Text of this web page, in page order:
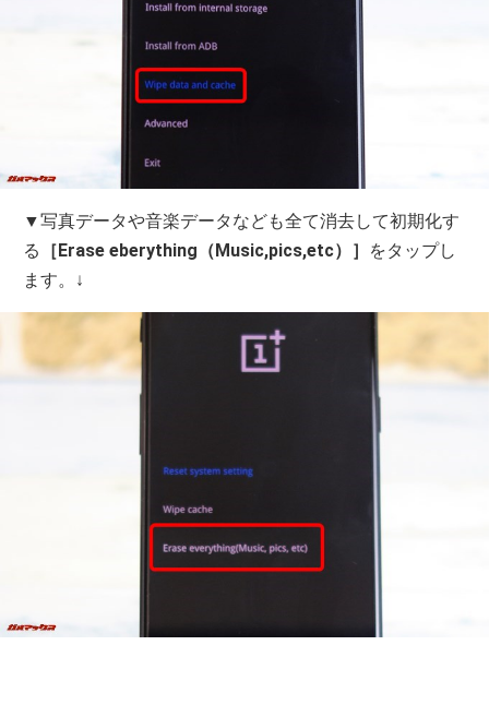
▼写真データや音楽データなども全て消去して初期化す
る
［Erase eberything（Music,pics,etc）］ をタップし
ます。↓